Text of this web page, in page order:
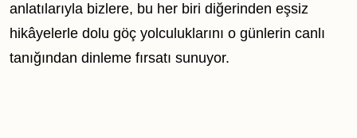
anlatılarıyla bizlere, bu her biri diğerinden eşsiz
hikâyelerle dolu göç yolculuklarını o günlerin canlı
tanığından dinleme fırsatı sunuyor.